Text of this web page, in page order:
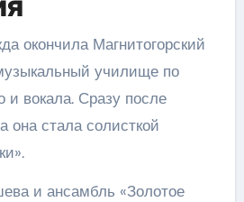
окончила Магнитогорский
училище по
и вокала. Сразу после
она стала солисткой
и ансамбль «Золотое